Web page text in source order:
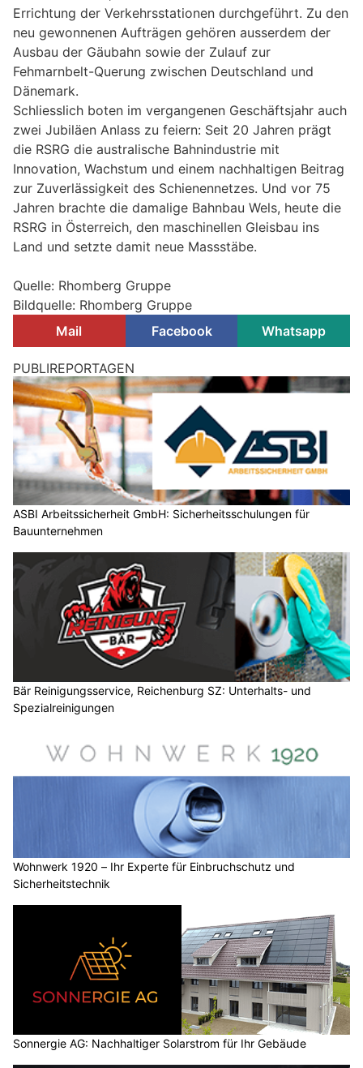
Errichtung der Verkehrsstationen durchgeführt. Zu den
neu gewonnenen Aufträgen gehören ausserdem der
Ausbau der Gäubahn sowie der Zulauf zur
Fehmarnbelt-Querung zwischen Deutschland und
Dänemark.
Schliesslich boten im vergangenen Geschäftsjahr auch
zwei Jubiläen Anlass zu feiern: Seit 20 Jahren prägt
die RSRG die australische Bahnindustrie mit
Innovation, Wachstum und einem nachhaltigen Beitrag
zur Zuverlässigkeit des Schienennetzes. Und vor 75
Jahren brachte die damalige Bahnbau Wels, heute die
RSRG in Österreich, den maschinellen Gleisbau ins
Land und setzte damit neue Massstäbe.
Quelle: Rhomberg Gruppe
Bildquelle: Rhomberg Gruppe
Mail
Facebook Whatsapp
Velux erweitert Produktportfolio: Neue
Eindeckrahmen und Flachdach-Fenster
22.10.25 VON BELMEDIA REDAKTION
Velux bringt zum Herbst 2025 neue Eindeckrahmen-
Varianten und Flachdach-Fenster auf den Markt.
Mit neuen Lösungen für schnellere Montage, Integration in
Indach-PV-Anlagen und Designvarianten für Flachdächer baut
Velux sein Angebot weiter aus.
Saubere Tropfen, Luzern: Reinigung von Büroräumen, Gewerbeflächen und mehr
Mayinger Gärten, Rothenturm SZ – Qualität und Natur im Gartenbau
EM Haustechnik GmbH: Ganzheitliche Sicherheitskonzepte für Privat & Gewerbe
ASH Group bietet zuverlässige Solarreinigung vom Fachbetrieb
Dachausbau & Attika: Raum gewinnen unter
BELMEDIA REDAKTION
Unterschätzte Quadratmeter im Dachgeschoss bieten
grosses Potenzial. Aus Schrägen werden Lieblingsräume –
mit Planung, Licht und Dämmung.
Moderne Dachausbauten kombinieren Wohnkomfort mit
Effizienz. Ob Atelier, Gästezimmer oder Homeoffice – der Blick
über die Dächer lohnt sich doppelt.
Weiterlesen
Baukunst Nick GmbH gestaltet Wohnräume mit Farbe, Putz und Platten